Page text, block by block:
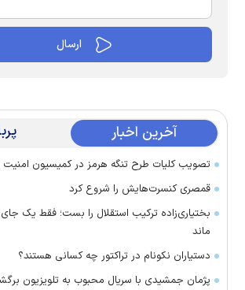
آخرین اخبار
تصویب کلیات طرح تنگه هرمز در کمیسیون
قمصری کنسرت‌هایش را شروع کرد
بختیاری‌زاده ترکیب استقلال را بست؛ فقط یک
ماند
دستیاران نکونام در تراکتور چه کسانی هستند؟
پژمان جمشیدی با سریال محبوب به تلویزیون